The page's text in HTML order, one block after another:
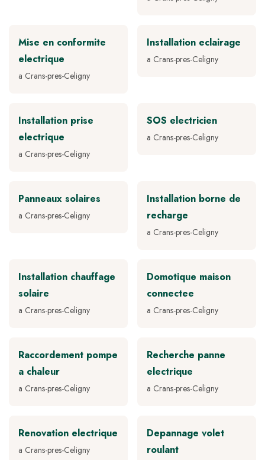
Mise en conformite
electrique
a Crans-pres-Celigny
Installation eclairage
a Crans-pres-Celigny
Installation prise
electrique
a Crans-pres-Celigny
SOS electricien
a Crans-pres-Celigny
Panneaux solaires
a Crans-pres-Celigny
Installation borne de
recharge
a Crans-pres-Celigny
Installation chauffage
solaire
a Crans-pres-Celigny
Domotique maison
connectee
a Crans-pres-Celigny
Raccordement pompe
a chaleur
a Crans-pres-Celigny
Recherche panne
electrique
a Crans-pres-Celigny
Renovation electrique
a Crans-pres-Celigny
Depannage volet
roulant